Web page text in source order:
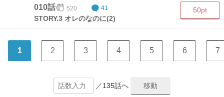
010話 520 41
STORY.3 オレのなのに(2)
50pt
1 2 3 4 5 6 7
／135話へ